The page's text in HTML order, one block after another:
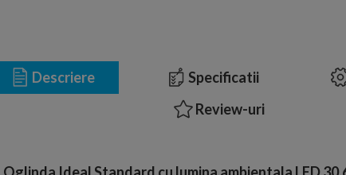
Descriere Specificatii
Review-uri